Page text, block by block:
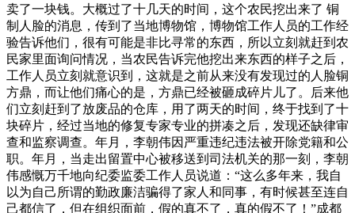
卖了一块钱。大概过了十几天的时间，这个农民挖出来了 铜
制人脸的消息，传到了当地博物馆，博物馆工作人员的工作经
验告诉他们，很有可能是非比寻常的东西，所以立刻就赶到农
民家里面询问情况，当农民告诉完他挖出来东西的样子之后，
工作人员立刻就意识到，这就是之前从来没有发现过的人脸铜
方鼎，而让他们痛心的是，方鼎已经被砸成碎片儿了。后来他
们立刻赶到了放废品的仓库，用了两天的时间，终于找到了十
块碎片，经过当地的修复专家专业的拼凑之后，发现还缺律审
查和监察调查。年月，李朝伟因严重违纪违法被开除党籍和公
职。年月，当走出留置中心被移送到司法机关的那一刻，李朝
伟感慨万千地向纪委监委工作人员说道：“这么多年来，我自
以为自己所谓的勤政廉洁骗得了家人和同事，有时候甚至连自
己都信了，但在组织面前，假的真不了，真的假不了！”成都